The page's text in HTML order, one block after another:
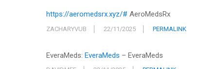
https://aeromedsrx.xyz/# AeroMedsRx
ZACHARYVUB 22/11/2025 PERMALINK
EveraMeds: EveraMeds – EveraMeds